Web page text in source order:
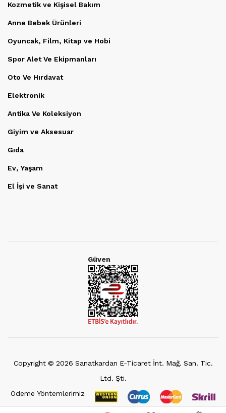
Kozmetik ve Kişisel Bakım
Anne Bebek Ürünleri
Oyuncak, Film, Kitap ve Hobi
Spor Alet Ve Ekipmanları
Oto Ve Hırdavat
Elektronik
Antika Ve Koleksiyon
Giyim ve Aksesuar
Gıda
Ev, Yaşam
El İşi ve Sanat
Güven
Copyright © 2026 Sanatkardan E-Ticaret İnt. Mağ. San. Tic.
Ltd. Şti.
Ödeme Yöntemlerimiz